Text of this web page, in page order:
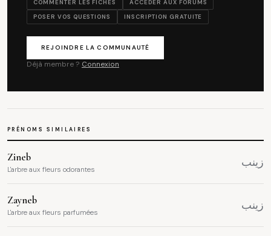
COMMENTER LES FICHES
ACCÉDER AUX FORUMS
POSER VOS QUESTIONS
INSCRIPTION GRATUITE
REJOINDRE LA COMMUNAUTÉ
Déjà membre ? Connexion
PRÉNOMS SIMILAIRES
Zineb
L'arbre aux fleurs odorantes
زينب
Zayneb
L'arbre aux fleurs parfumées
زينب